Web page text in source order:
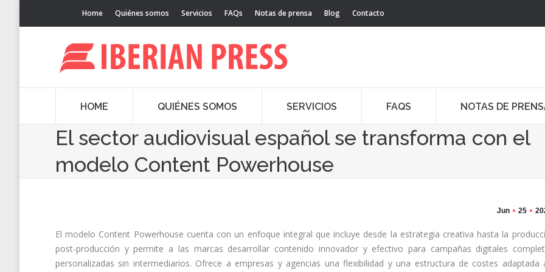
Home Quiénes somos Servicios FAQs Notas de prensa Blog Contacto
HOME QUIÉNES SOMOS SERVICIOS FAQS NOTAS DE
El sector audiovisual español se transforma con el
modelo Content Powerhouse
Jun 25
El modelo Content Powerhouse cuenta con un enfoque integral que incluye desde la estrategia creativa hasta la
post-producción y permite a las marcas desarrollar contenido innovador y efectivo para campañas digitales
personalizadas sin intermediarios. Ofrece a empresas y agencias una flexibilidad y una estructura de costes adaptada